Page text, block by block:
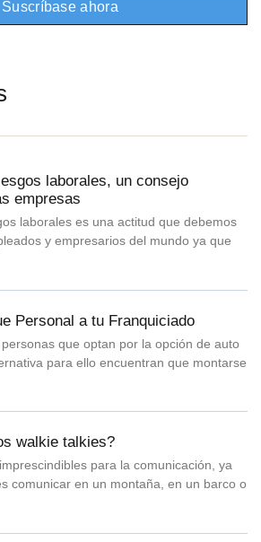
Suscríbase ahora
laborales, un consejo
empresas
laborales es una actitud que debemos
y empresarios del mundo ya que
Personal a tu Franquiciado
que optan por la opción de auto
para ello encuentran que montarse
walkie talkies?
para la comunicación, ya
comunicar en un montaña, en un barco o